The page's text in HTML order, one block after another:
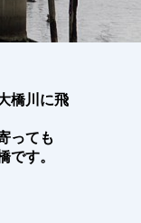
橋川に飛
っても
です。